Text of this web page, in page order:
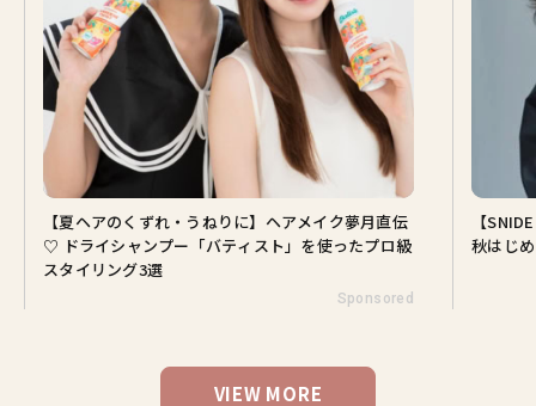
【夏ヘアのくずれ・うねりに】ヘアメイク夢月直伝
♡ ドライシャンプー「バティスト」を使ったプロ級
スタイリング3選
Sponsored
【
秋はじ
VIEW MORE